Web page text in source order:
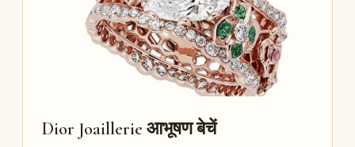
Dior Joaillerie आभूषण बेचें